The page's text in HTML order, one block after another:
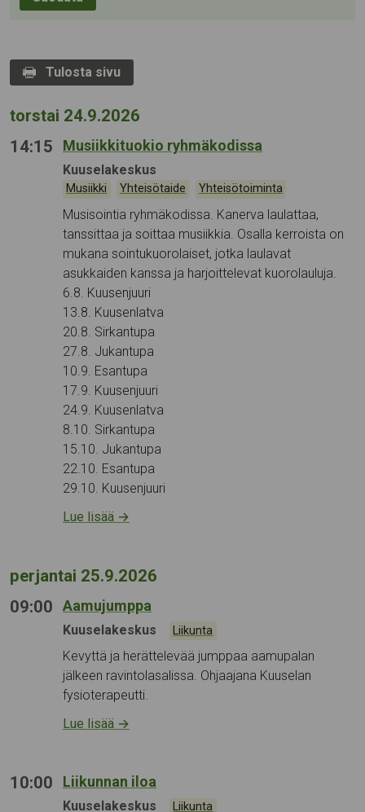
Tulosta sivu
torstai 24.9.2026
14:15
Musiikkituokio ryhmäkodissa
Tapahtumapaikka:
Kuuselakeskus
Kategoriat:
Musiikki Yhteisötaide Yhteisötoiminta
Musisointia ryhmäkodissa. Kanerva laulattaa,
tanssittaa ja soittaa musiikkia. Osalla kerroista on
mukana sointukuorolaiset, jotka laulavat
asukkaiden kanssa ja harjoittelevat kuorolauluja.
6.8. Kuusenjuuri
13.8. Kuusenlatva
20.8. Sirkantupa
27.8. Jukantupa
10.9. Esantupa
17.9. Kuusenjuuri
24.9. Kuusenlatva
8.10. Sirkantupa
15.10. Jukantupa
22.10. Esantupa
29.10. Kuusenjuuri
Lue lisää →
perjantai 25.9.2026
09:00
Aamujumppa
Tapahtumapaikka:
Kuuselakeskus Kategoriat:
Liikunta
Kevyttä ja herättelevää jumppaa aamupalan
jälkeen ravintolasalissa. Ohjaajana Kuuselan
fysioterapeutti.
Lue lisää →
10:00 Liikunnan iloa
Tapahtumapaikka:
Kuuselakeskus Kategoriat:
Liikunta